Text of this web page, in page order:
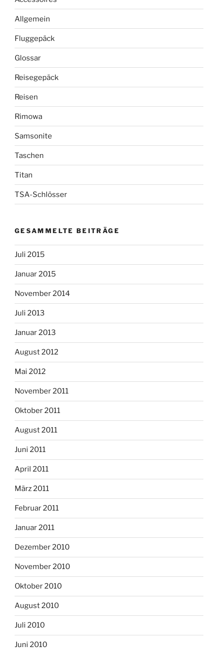
Allgemein
Fluggepäck
Glossar
Reisegepäck
Reisen
Rimowa
Samsonite
Taschen
Titan
TSA-Schlösser
GESAMMELTE BEITRÄGE
Juli 2015
Januar 2015
November 2014
Juli 2013
Januar 2013
August 2012
Mai 2012
November 2011
Oktober 2011
August 2011
Juni 2011
April 2011
März 2011
Februar 2011
Januar 2011
Dezember 2010
November 2010
Oktober 2010
August 2010
Juli 2010
Juni 2010